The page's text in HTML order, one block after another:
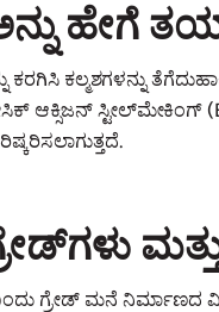
ಹೇಗೆ
ಕರಗಿಸಿ ಕಲ್ಮಶಗಳನ್ನು
ಆಕ್ಸಿಜನ್
ಗ್ರೇಡ್ ಮನೆ ನಿರ್ಮಾಣದ